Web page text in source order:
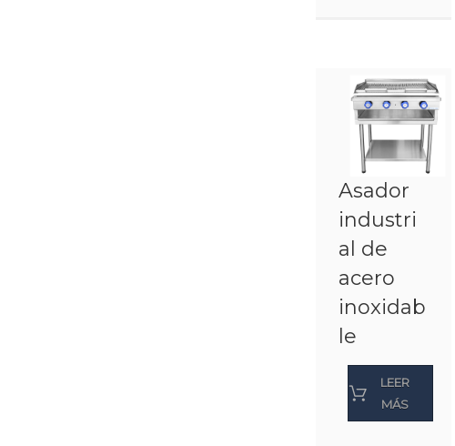
Asador
industri
al de
acero
inoxidab
le
LEER
MÁS